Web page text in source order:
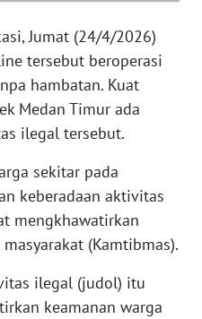
Jumat (24/4/2026)
tersebut beroperasi
hambatan. Kuat
Medan Timur ada
ilegal tersebut.
sekitar pada
keberadaan aktivitas
mengkhawatirkan
(Kamtibmas).
ilegal (judol) itu
keamanan warga